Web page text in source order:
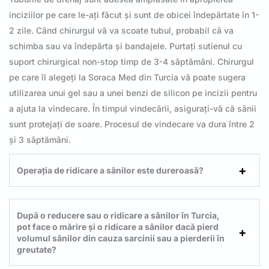
inciziilor pe care le-ați făcut și sunt de obicei îndepărtate în 1-
2 zile. Când chirurgul vă va scoate tubul, probabil că va
schimba sau va îndepărta și bandajele. Purtați sutienul cu
suport chirurgical non-stop timp de 3-4 săptămâni. Chirurgul
pe care îl alegeți la Soraca Med din Turcia vă poate sugera
utilizarea unui gel sau a unei benzi de silicon pe incizii pentru
a ajuta la vindecare. În timpul vindecării, asigurați-vă că sânii
sunt protejați de soare. Procesul de vindecare va dura între 2
și 3 săptămâni.
Operația de ridicare a sânilor este dureroasă?
După o reducere sau o ridicare a sânilor în Turcia,
pot face o mărire și o ridicare a sânilor dacă pierd
volumul sânilor din cauza sarcinii sau a pierderii în
greutate?